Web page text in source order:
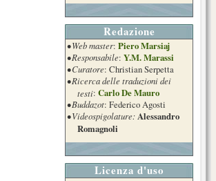
Redazione
• Web master: Piero Marsiaj
• Responsabile: Y.M. Marassi
• Curatore: Christian Serpetta
• Ricerca delle traduzioni dei
testi: Carlo De Mauro
• Buddazot: Federico Agosti
• Videospigolature:Alessandro
Romagnoli
Licenza d'uso